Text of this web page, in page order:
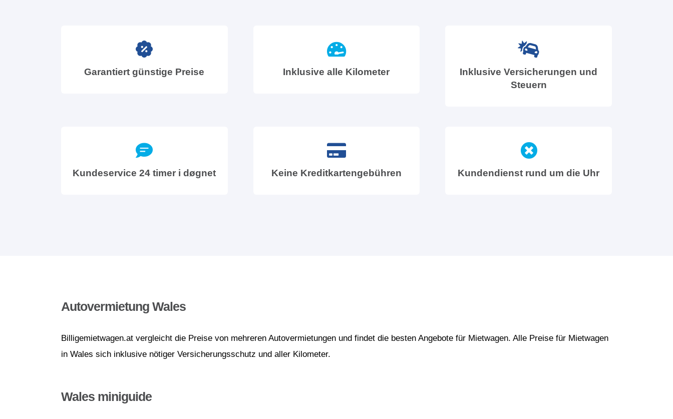
Garantiert günstige Preise Inklusive alle Kilometer
Inklusive Versicherungen und
Steuern
Kundeservice 24 timer i døgnet Keine Kreditkartengebühren Kundendienst rund um die Uhr
Autovermietung Wales
Billigemietwagen.at vergleicht die Preise von mehreren Autovermietungen und findet die besten Angebote für Mietwagen. Alle Preise für Mietwagen
in Wales sich inklusive nötiger Versicherungsschutz und aller Kilometer.
Wales miniguide